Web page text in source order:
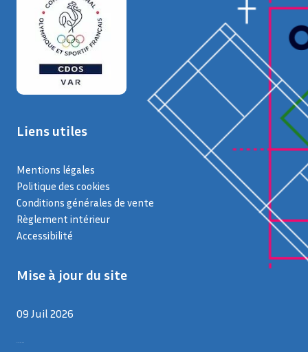
Liens utiles
Mentions légales
Politique des cookies
Conditions générales de vente
Règlement intérieur
Accessibilité
Mise à jour du site
09 Juil 2026